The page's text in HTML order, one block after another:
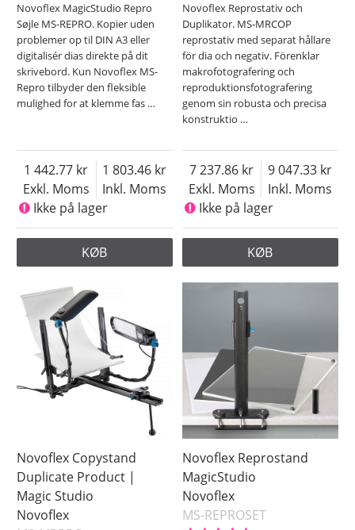
Novoflex MagicStudio Repro
Søjle MS-REPRO. Kopier uden
problemer op til DIN A3 eller
digitalisér dias direkte på dit
skrivebord. Kun Novoflex MS-
Repro tilbyder den fleksible
mulighed for at klemme fas …
Exkl. Moms
1 442.77
Inkl. Moms
1 803.46
Ikke på lager
KØB
Novoflex Reprostativ och
Duplikator. MS-MRCOP
reprostativ med separat hållare
för dia och negativ. Förenklar
makrofotografering och
reproduktionsfotografering
genom sin robusta och precisa
konstruktio …
Exkl. Moms
7 237.86
Inkl. Moms
9 047.33
Ikke på lager
KØB
Novoflex Copystand
Duplicate Product |
Magic Studio
Novoflex
Novoflex Reprostand
MagicStudio
Novoflex
MS-REPROSET